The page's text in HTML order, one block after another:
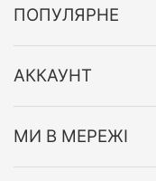
ПОПУЛЯРНЕ
АККАУНТ
МИ В МЕРЕЖІ